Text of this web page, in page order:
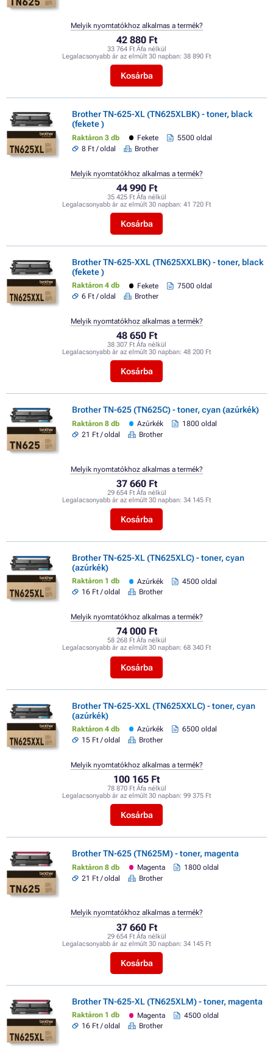
42 880 Ft
33 764 Ft Áfa nélkül
Legalacsonyabb ár az elmúlt 30 napban: 38 890 Ft
Kosárba
Melyik nyomtatókhoz alkalmas a termék?
Brother TN-625-XL (TN625XLBK) - toner, black
(fekete )
Raktáron 3 db Fekete
5500 oldal
8 Ft / oldal
Brother
44 990 Ft
35 425 Ft Áfa nélkül
Legalacsonyabb ár az elmúlt 30 napban: 41 720 Ft
Kosárba
Melyik nyomtatókhoz alkalmas a termék?
Brother TN-625-XXL (TN625XXLBK) - toner, black
(fekete )
Raktáron 4 db Fekete
7500 oldal
6 Ft / oldal
Brother
48 650 Ft
38 307 Ft Áfa nélkül
Legalacsonyabb ár az elmúlt 30 napban: 48 200 Ft
Kosárba
Melyik nyomtatókhoz alkalmas a termék?
Brother TN-625 (TN625C) - toner, cyan (azúrkék)
Raktáron 8 db Azúrkék
1800 oldal
21 Ft / oldal
Brother
37 660 Ft
29 654 Ft Áfa nélkül
Legalacsonyabb ár az elmúlt 30 napban: 34 145 Ft
Kosárba
Melyik nyomtatókhoz alkalmas a termék?
Brother TN-625-XL (TN625XLC) - toner, cyan
(azúrkék)
Raktáron 1 db Azúrkék
4500 oldal
16 Ft / oldal
Brother
74 000 Ft
58 268 Ft Áfa nélkül
Legalacsonyabb ár az elmúlt 30 napban: 68 340 Ft
Kosárba
Melyik nyomtatókhoz alkalmas a termék?
Brother TN-625-XXL (TN625XXLC) - toner, cyan
(azúrkék)
Raktáron 4 db Azúrkék
6500 oldal
15 Ft / oldal
Brother
100 165 Ft
78 870 Ft Áfa nélkül
Legalacsonyabb ár az elmúlt 30 napban: 99 375 Ft
Kosárba
Melyik nyomtatókhoz alkalmas a termék?
Brother TN-625 (TN625M) - toner, magenta
Raktáron 8 db Magenta
1800 oldal
21 Ft / oldal
Brother
37 660 Ft
29 654 Ft Áfa nélkül
Legalacsonyabb ár az elmúlt 30 napban: 34 145 Ft
Kosárba
Melyik nyomtatókhoz alkalmas a termék?
Brother TN-625-XL (TN625XLM) - toner, magenta
Raktáron 1 db Magenta
4500 oldal
16 Ft / oldal
Brother